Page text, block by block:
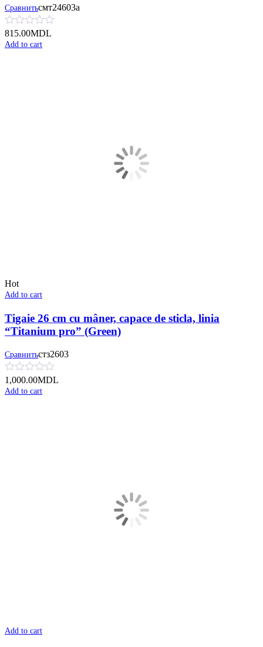
Сравнитьсмт24603а
815.00MDL
Add to cart
Hot
Add to cart
Tigaie 26 cm cu mâner, сapace de sticla, linia
“Titanium pro” (Green)
Сравнитьстз2603
1,000.00MDL
Add to cart
Add to cart